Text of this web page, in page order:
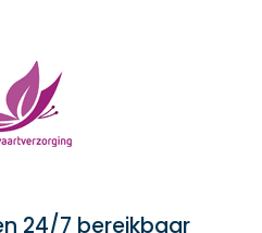
24/7 bereikbaar